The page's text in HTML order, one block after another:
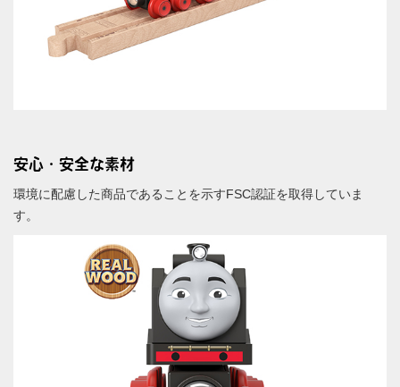
安心・安全な素材
環境に配慮した商品であることを示すFSC認証を取得していま
す。